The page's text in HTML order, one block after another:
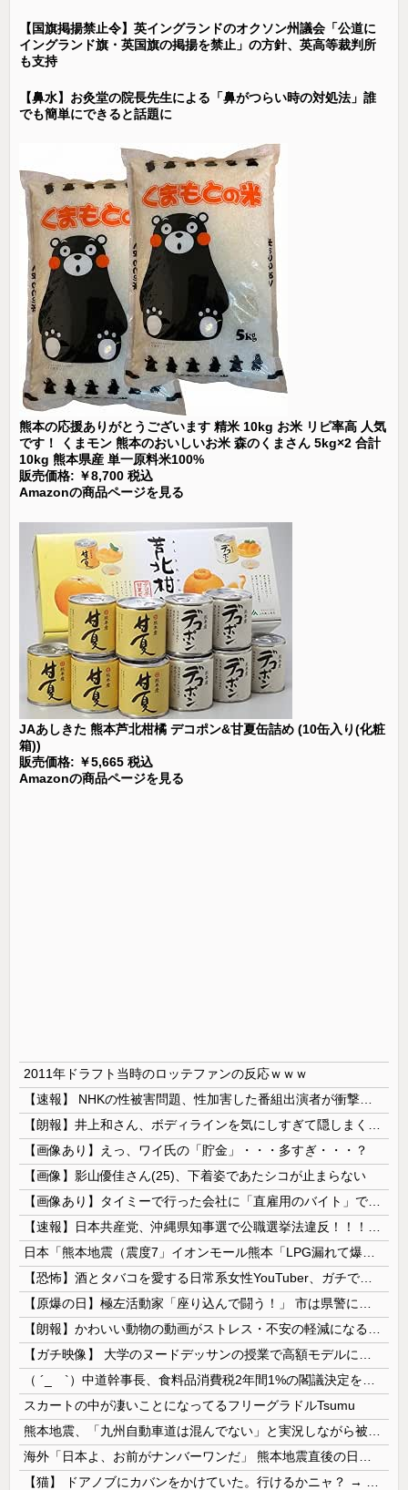
【国旗掲揚禁止令】英イングランドのオクソン州議会「公道に
イングランド旗・英国旗の掲揚を禁止」の方針、英高等裁判所
も支持
【鼻水】お灸堂の院長先生による「鼻がつらい時の対処法」誰
でも簡単にできると話題に
熊本の応援ありがとうございます 精米 10kg お米 リピ率高 人気
です！ くまモン 熊本のおいしいお米 森のくまさん 5kg×2 合計
10kg 熊本県産 単一原料米100%
販売価格: ￥8,700 税込
Amazonの商品ページを見る
JAあしきた 熊本芦北柑橘 デコポン&甘夏缶詰め (10缶入り(化粧
箱))
販売価格: ￥5,665 税込
Amazonの商品ページを見る
2011年ドラフト当時のロッテファンの反応ｗｗｗ
【画像あり】えっ、ワイ氏の「貯金」・・・多すぎ・・・？
【画像】影山優佳さん(25)、下着姿であたシコが止まらない
スカートの中が凄いことになってるフリーグラドルTsumu